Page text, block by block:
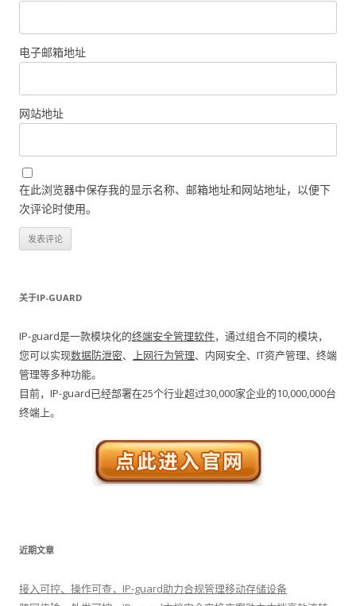
电子邮箱地址
网站地址
在此浏览器中保存我的显示名称、邮箱地址和网站地址，以便下
次评论时使用。
关于IP-GUARD
IP-guard是一款模块化的终端安全管理软件，通过组合不同的模块，
您可以实现数据防泄密、 上网行为管理、内网安全、IT资产管理、终端
管理等多种功能。
目前，IP-guard已经部署在25个行业超过30,000家企业的10,000,000台
终端上。
近期文章
接入可控、操作可查，IP-guard助力合规管理移动存储设备